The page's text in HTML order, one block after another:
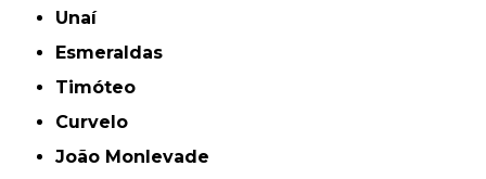
Unaí
Esmeraldas
Timóteo
Curvelo
João Monlevade